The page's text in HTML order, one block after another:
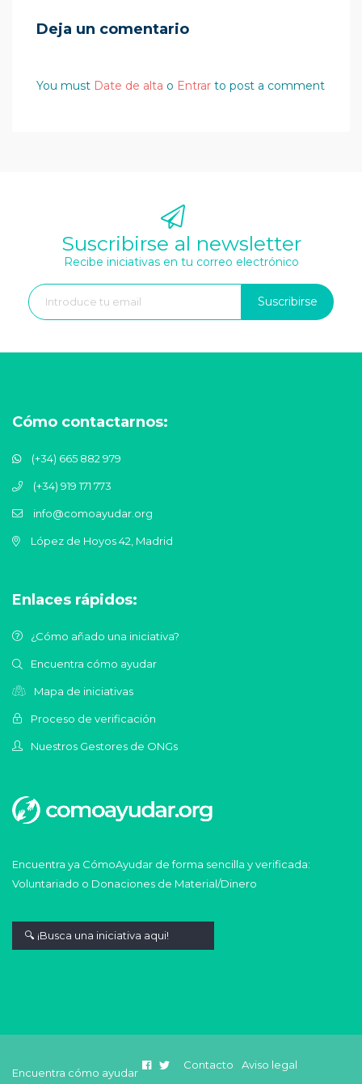
Deja un comentario
You must Date de alta o Entrar to post a comment
Suscribirse al newsletter
Recibe iniciativas en tu correo electrónico
Suscribirse
Cómo contactarnos:
(+34) 665 882 979
(+34) 919 171 773
info@comoayudar.org
López de Hoyos 42, Madrid
Enlaces rápidos:
¿Cómo añado una iniciativa?
Encuentra cómo ayudar
Mapa de iniciativas
Proceso de verificación
Nuestros Gestores de ONGs
Encuentra ya CómoAyudar de forma sencilla y verificada:
Voluntariado o Donaciones de Material/Dinero
Encuentra cómo ayudar
Contacto Aviso legal